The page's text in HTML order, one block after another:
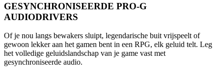
GESYNCHRONISEERDE PRO-G
AUDIODRIVERS
Of je nou langs bewakers sluipt, legendarische buit vrijspeelt of
gewoon lekker aan het gamen bent in een RPG, elk geluid telt. Leg
het volledige geluidslandschap van je game vast met
gesynchroniseerde audio.